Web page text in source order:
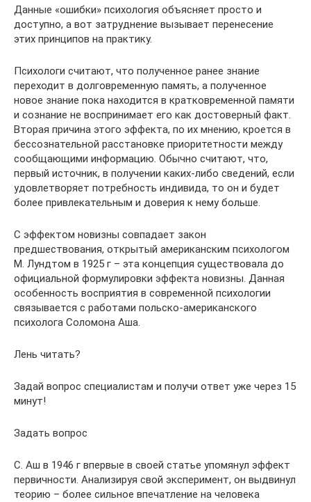
Данные «ошибки» психология объясняет просто и
доступно, а вот затруднение вызывает перенесение
этих принципов на практику.
Психологи считают, что полученное ранее знание
переходит в долговременную память, а полученное
новое знание пока находится в кратковременной памяти
и сознание не воспринимает его как достоверный факт.
Вторая причина этого эффекта, по их мнению, кроется в
бессознательной расстановке приоритетности между
сообщающими информацию. Обычно считают, что,
первый источник, в получении каких-либо сведений, если
удовлетворяет потребность индивида, то он и будет
более привлекательным и доверия к нему больше.
С эффектом новизны совпадает закон
предшествования, открытый американским психологом
М. Лундтом в 1925 г – эта концепция существовала до
официальной формулировки эффекта новизны. Данная
особенность восприятия в современной психологии
связывается с работами польско-американского
психолога Соломона Аша.
Лень читать?
Задай вопрос специалистам и получи ответ уже через 15
минут!
Задать вопрос
С. Аш в 1946 г впервые в своей статье упомянул эффект
первичности. Анализируя свой эксперимент, он выдвинул
теорию – более сильное впечатление на человека